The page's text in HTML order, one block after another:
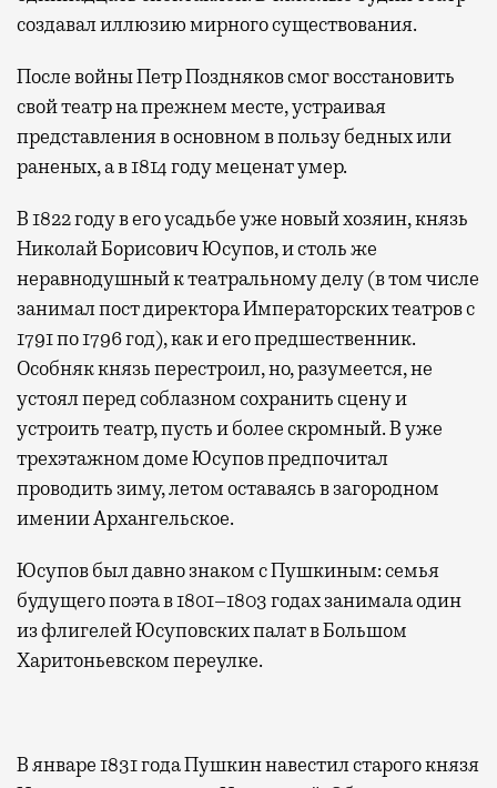
создавал иллюзию мирного существования.
После войны Петр Поздняков смог восстановить
свой театр на прежнем месте, устраивая
представления в основном в пользу бедных или
раненых, а в 1814 году меценат умер.
В 1822 году в его усадьбе уже новый хозяин, князь
Николай Борисович Юсупов, и столь же
неравнодушный к театральному делу (в том числе
занимал пост директора Императорских театров с
1791 по 1796 год), как и его предшественник.
Особняк князь перестроил, но, разумеется, не
устоял перед соблазном сохранить сцену и
устроить театр, пусть и более скромный. В уже
трехэтажном доме Юсупов предпочитал
проводить зиму, летом оставаясь в загородном
имении Архангельское.
Юсупов был давно знаком с Пушкиным: семья
будущего поэта в 1801–1803 годах занимала один
из флигелей Юсуповских палат в Большом
Харитоньевском переулке.
В январе 1831 года Пушкин навестил старого князя